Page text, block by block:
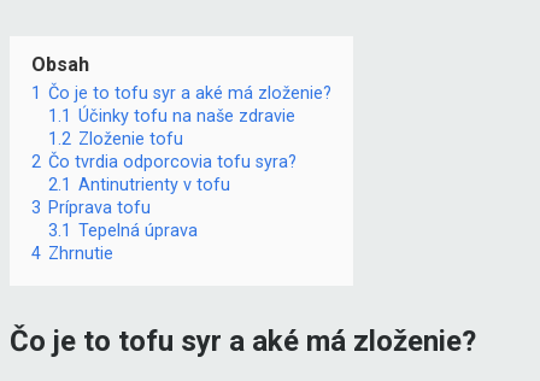
Obsah
1 Čo je to tofu syr a aké má zloženie?
1.1 Účinky tofu na naše zdravie
1.2 Zloženie tofu
2 Čo tvrdia odporcovia tofu syra?
2.1 Antinutrienty v tofu
3 Príprava tofu
3.1 Tepelná úprava
4 Zhrnutie
Čo je to tofu syr a aké má zloženie?